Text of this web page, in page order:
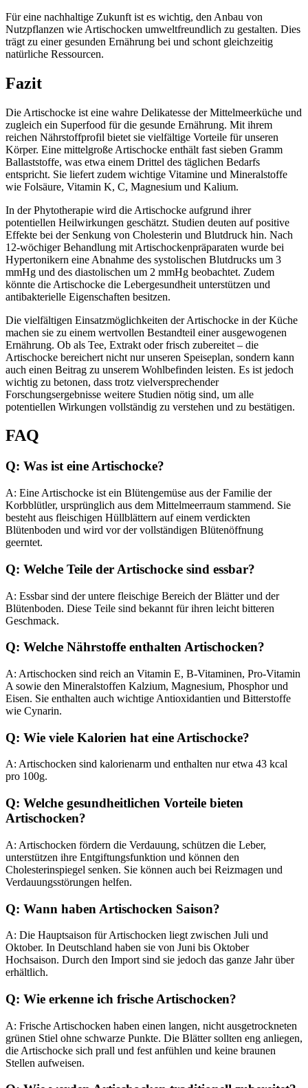
Für eine nachhaltige Zukunft ist es wichtig, den Anbau von
Nutzpflanzen wie Artischocken umweltfreundlich zu gestalten. Dies
trägt zu einer gesunden Ernährung bei und schont gleichzeitig
natürliche Ressourcen.
Fazit
Die Artischocke ist eine wahre Delikatesse der Mittelmeerküche und
zugleich ein Superfood für die gesunde Ernährung. Mit ihrem
reichen Nährstoffprofil bietet sie vielfältige Vorteile für unseren
Körper. Eine mittelgroße Artischocke enthält fast sieben Gramm
Ballaststoffe, was etwa einem Drittel des täglichen Bedarfs
entspricht. Sie liefert zudem wichtige Vitamine und Mineralstoffe
wie Folsäure, Vitamin K, C, Magnesium und Kalium.
In der Phytotherapie wird die Artischocke aufgrund ihrer
potentiellen Heilwirkungen geschätzt. Studien deuten auf positive
Effekte bei der Senkung von Cholesterin und Blutdruck hin. Nach
12-wöchiger Behandlung mit Artischockenpräparaten wurde bei
Hypertonikern eine Abnahme des systolischen Blutdrucks um 3
mmHg und des diastolischen um 2 mmHg beobachtet. Zudem
könnte die Artischocke die Lebergesundheit unterstützen und
antibakterielle Eigenschaften besitzen.
Die vielfältigen Einsatzmöglichkeiten der Artischocke in der Küche
machen sie zu einem wertvollen Bestandteil einer ausgewogenen
Ernährung. Ob als Tee, Extrakt oder frisch zubereitet – die
Artischocke bereichert nicht nur unseren Speiseplan, sondern kann
auch einen Beitrag zu unserem Wohlbefinden leisten. Es ist jedoch
wichtig zu betonen, dass trotz vielversprechender
Forschungsergebnisse weitere Studien nötig sind, um alle
potentiellen Wirkungen vollständig zu verstehen und zu bestätigen.
FAQ
Q: Was ist eine Artischocke?
A: Eine Artischocke ist ein Blütengemüse aus der Familie der
Korbblütler, ursprünglich aus dem Mittelmeerraum stammend. Sie
besteht aus fleischigen Hüllblättern auf einem verdickten
Blütenboden und wird vor der vollständigen Blütenöffnung
geerntet.
Q: Welche Teile der Artischocke sind essbar?
A: Essbar sind der untere fleischige Bereich der Blätter und der
Blütenboden. Diese Teile sind bekannt für ihren leicht bitteren
Geschmack.
Q: Welche Nährstoffe enthalten Artischocken?
A: Artischocken sind reich an Vitamin E, B-Vitaminen, Pro-Vitamin
A sowie den Mineralstoffen Kalzium, Magnesium, Phosphor und
Eisen. Sie enthalten auch wichtige Antioxidantien und Bitterstoffe
wie Cynarin.
Q: Wie viele Kalorien hat eine Artischocke?
A: Artischocken sind kalorienarm und enthalten nur etwa 43 kcal
pro 100g.
Q: Welche gesundheitlichen Vorteile bieten
Artischocken?
A: Artischocken fördern die Verdauung, schützen die Leber,
unterstützen ihre Entgiftungsfunktion und können den
Cholesterinspiegel senken. Sie können auch bei Reizmagen und
Verdauungsstörungen helfen.
Q: Wann haben Artischocken Saison?
A: Die Hauptsaison für Artischocken liegt zwischen Juli und
Oktober. In Deutschland haben sie von Juni bis Oktober
Hochsaison. Durch den Import sind sie jedoch das ganze Jahr über
erhältlich.
Q: Wie erkenne ich frische Artischocken?
A: Frische Artischocken haben einen langen, nicht ausgetrockneten
grünen Stiel ohne schwarze Punkte. Die Blätter sollten eng anliegen,
die Artischocke sich prall und fest anfühlen und keine braunen
Stellen aufweisen.